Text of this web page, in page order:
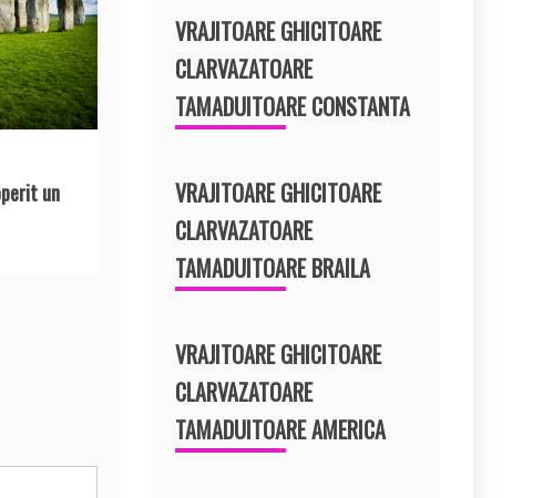
un
VRAJITOARE GHICITOARE
CLARVAZATOARE
TAMADUITOARE CONSTANTA
VRAJITOARE GHICITOARE
CLARVAZATOARE
TAMADUITOARE BRAILA
VRAJITOARE GHICITOARE
CLARVAZATOARE
TAMADUITOARE AMERICA